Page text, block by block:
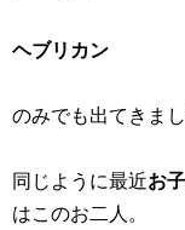
ヘブリカン
のみでも出てきま
同じように最近お
はこのお二人。